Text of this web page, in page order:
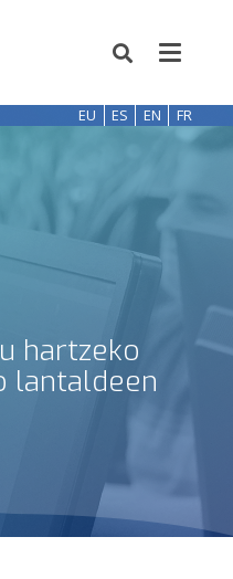
EU ES EN FR
hartzeko
lantaldeen